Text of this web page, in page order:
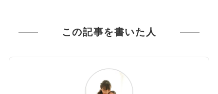
この記事を書いた人